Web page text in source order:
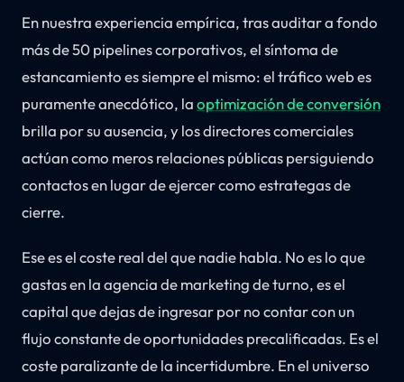
En nuestra experiencia empírica, tras auditar a fondo
más de 50 pipelines corporativos, el síntoma de
estancamiento es siempre el mismo: el tráfico web es
puramente anecdótico, laoptimización de conversión
brilla por su ausencia, y los directores comerciales
actúan como meros relaciones públicas persiguiendo
contactos en lugar de ejercer como estrategas de
cierre.
Ese es el coste real del que nadie habla. No es lo que
gastas en la agencia de marketing de turno, es el
capital que dejas de ingresar por no contar con un
flujo constante de oportunidades precalificadas. Es el
coste paralizante de la incertidumbre. En el universo